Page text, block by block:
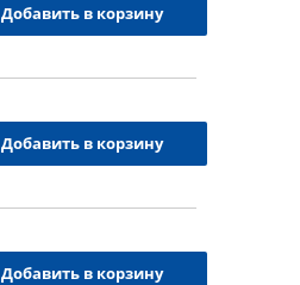
Добавить в корзину
Добавить в корзину
Добавить в корзину